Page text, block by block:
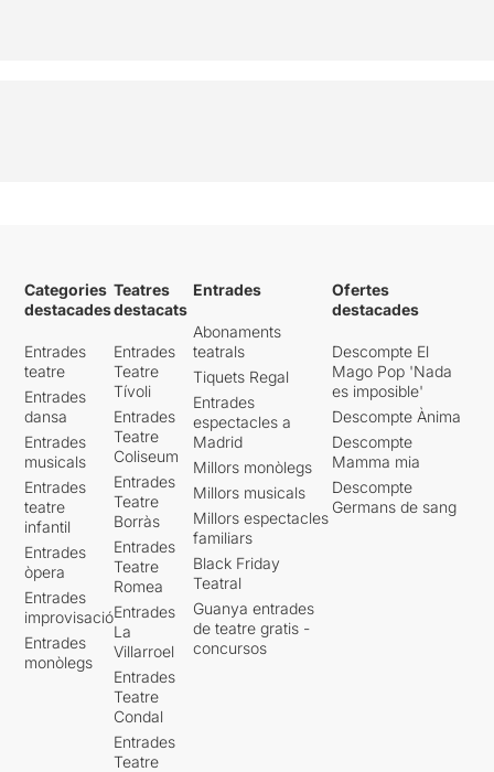
Categories
destacades
Entrades
teatre
Entrades
dansa
Entrades
musicals
Entrades
teatre
infantil
Entrades
òpera
Entrades
improvisació
Entrades
monòlegs
Teatres
destacats
Entrades
Teatre
Tívoli
Entrades
Teatre
Coliseum
Entrades
Teatre
Borràs
Entrades
Teatre
Romea
Entrades
La
Villarroel
Entrades
Teatre
Condal
Entrades
Teatre
Entrades
Abonaments
teatrals
Tiquets Regal
Entrades
espectacles a
Madrid
Millors monòlegs
Millors musicals
Millors espectacles
familiars
Black Friday
Teatral
Guanya entrades
de teatre gratis -
concursos
Ofertes
destacades
Descompte El
Mago Pop 'Nada
es imposible'
Descompte Ànima
Descompte
Mamma mia
Descompte
Germans de sang